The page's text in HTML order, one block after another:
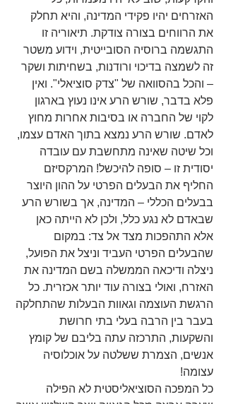
האזרחים יהיו פקידי המדינה, והיא תחלק
את הרווחים בצורה צודקת. תיאוריה זו
התגשמה ברוסיה הסובייטית, וידוע משטר
זה לשמצה בדיכוי ורודנות, בשחיתות ושקר
– והכל בהסוואה של "צדק סוציאלי". ואין
פלא בדבר, שורש הרע אינו נעוץ בארגון
לקוי של החברה או בסיבות אחרות מחוץ
לאדם. שורש הרע נמצא בתוך האדם עצמו,
וכל שיטה שאינה מתחשבת עם עובדה
יסודית זו – סופה להיכשל! המרקסיזם
החליף את הבעלים הפרטי על ההון היוצר
בבעלים הכללי – המדינה, אך בשורש הרע
שבאדם לא נגע כלל, ולכן לא הייתה כאן
אלא התהפכות מצד אל צד: במקום
שהבעלים הפרטי העביד וניצל את הפועל,
ניצלה ודיכאה הממשלה בשם המדינה את
האזרח, ואולי בצורה עוד יותר אכזרית. כל
הרגשת העוצמה וגאוות הבעלות שהתחלקה
בעבר בין הרבה בעלי בתי חרושת
והשקעות, התרכזה עתה בליבם של קומץ
אנשים, הצמרת ששלטה על אוכלוסיה
עצומה!
כל המפכה הסוציאליסטית לא הפילה